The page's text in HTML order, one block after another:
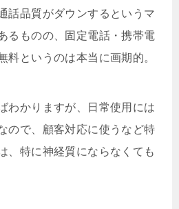
話品質がダウンするというマ
るものの、固定電話・携帯電
料というのは本当に画期的。
わかりますが、日常使用には
ので、顧客対応に使うなど特
、特に神経質にならなくても